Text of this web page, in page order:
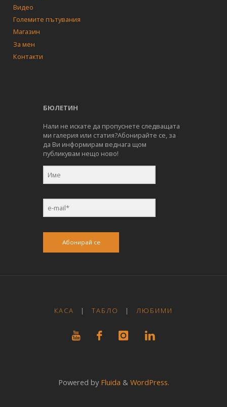
Видео
Големите пътувания
Магазин
За мен
Контакти
БЮЛЕТИН
Нали не искате да пропуснете следващата
ми галерия или статия?Абонирайте се, за
да Ви информирам веднага щом
публикувам нещо ново!
Абонирай се
КАСА | ТАБЛО | ЛЮБИМИ
Powered byFluida & WordPress.